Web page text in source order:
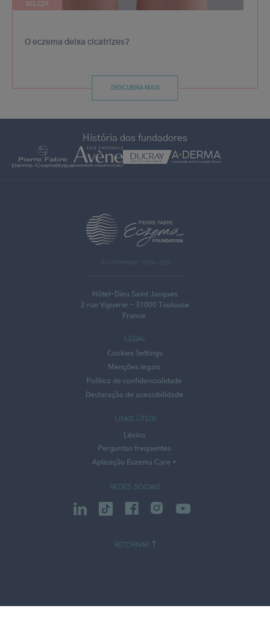
BELEZA
O eczema deixa cicatrizes?
DESCUBRA MAIS
História dos fundadores
© COPYRIGHT 2004–2021
Hôtel-Dieu Saint Jacques
2 rue Viguerie - 31000 Toulouse
France
LINKS ÚTEIS
Léxico
Perguntas frequentes
Aplicação Eczema Care +
LEGAL
Cookies Settings
Menções legais
Política de confidencialidade
Declaração de acessibilidade
REDES SOCIAIS
RETORNAR